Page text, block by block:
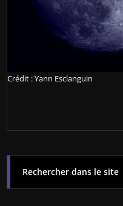
Crédit : Yann Esclanguin
Rechercher dans le site